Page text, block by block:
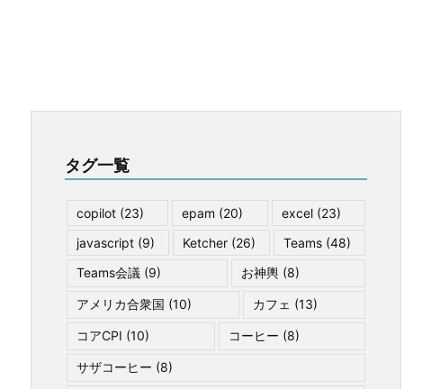
タグ一覧
copilot (23) epam (20) excel(23)
javascript (9) Ketcher (26) Teams (48)
Teams会議 (9) お神輿(8)
アメリカ合衆国 (10) カフェ (13)
コアCPI (10) コーヒー (8)
サザコーヒー (8)